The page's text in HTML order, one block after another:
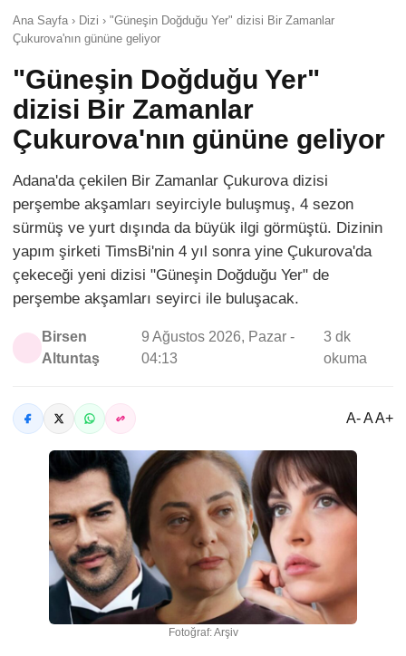
Ana Sayfa › Dizi › "Güneşin Doğduğu Yer" dizisi Bir Zamanlar
Çukurova'nın gününe geliyor
"Güneşin Doğduğu Yer"
dizisi Bir Zamanlar
Çukurova'nın gününe geliyor
Adana'da çekilen Bir Zamanlar Çukurova dizisi
perşembe akşamları seyirciyle buluşmuş, 4 sezon
sürmüş ve yurt dışında da büyük ilgi görmüştü. Dizinin
yapım şirketi TimsBi'nin 4 yıl sonra yine Çukurova'da
çekeceği yeni dizisi "Güneşin Doğduğu Yer" de
perşembe akşamları seyirci ile buluşacak.
Birsen
Altuntaş
9 Ağustos 2026, Pazar -
04:13
3 dk
okuma
A- A A+
Fotoğraf: Arşiv